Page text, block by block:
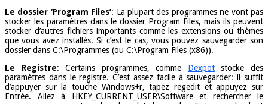
Le dossier ‘Program Files’: La plupart des programmes ne vont pas
stocker les paramètres dans le dossier Program Files, mais ils peuvent
stocker d’autres fichiers importants comme les extensions ou thèmes
que vous avez installés. Si c’est le cas, vous pouvez sauvegarder son
dossier dans C:\Programmes (ou C:\Program Files (x86)).
Le Registre: Certains programmes, comme Dexpotstocke des
paramètres dans le registre. C’est assez facile à sauvegarder: il suffit
d’appuyer sur la touche Windows+r, tapez regedit et appuyez sur
Entrée. Allez à HKEY_CURRENT_USER\Software et rechercher le